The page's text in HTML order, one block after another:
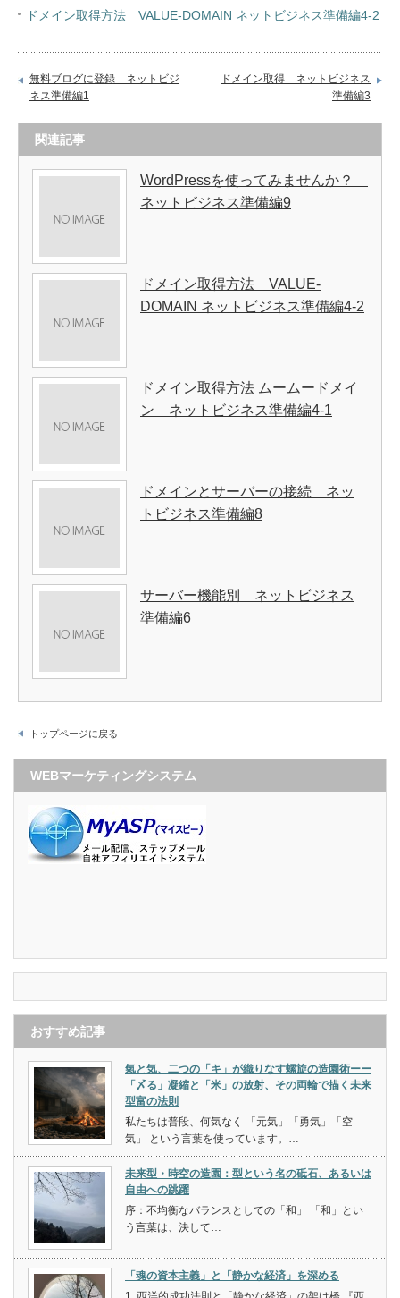
ドメイン取得方法 VALUE-DOMAIN ネットビジネス準備編4-2
無料ブログに登録 ネットビジ
ネス準備編1
ドメイン取得 ネットビジネス
準備編3
関連記事
WordPressを使ってみませんか？
ネットビジネス準備編9
ドメイン取得方法 VALUE-
DOMAIN ネットビジネス準備編4-2
ドメイン取得方法 ムームードメイ
ン ネットビジネス準備編4-1
ドメインとサーバーの接続 ネッ
トビジネス準備編8
サーバー機能別 ネットビジネス
準備編6
トップページに戻る
WEBマーケティングシステム
おすすめ記事
氣と気、二つの「キ」が織りなす螺旋の造園術ーー
「〆る」凝縮と「米」の放射、その両輪で描く未来
型富の法則
私たちは普段、何気なく 「元気」「勇気」「空
気」 という言葉を使っています。…
未来型・時空の造園：型という名の砥石、あるいは
自由への跳躍
序：不均衡なバランスとしての「和」 「和」とい
う言葉は、決して…
「魂の資本主義」と「静かな経済」を深める